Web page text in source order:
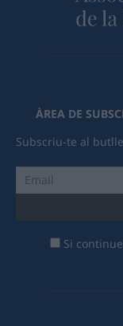
ÀREA DE
Subscriu-te al
Si